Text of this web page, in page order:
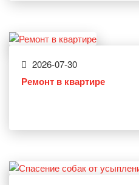
2026-07-30
Ремонт в квартире